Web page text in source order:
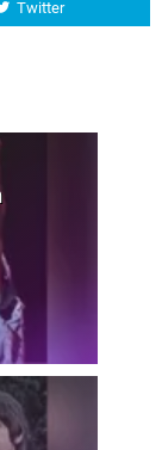
Twitter